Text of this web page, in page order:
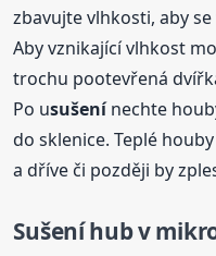
zbavujte vlhkosti, aby
Aby vznikající vlhkost
trochu pootevřená
Po usušenínechte
do sklenice. Teplé
a dříve či později by
Sušeníhubv